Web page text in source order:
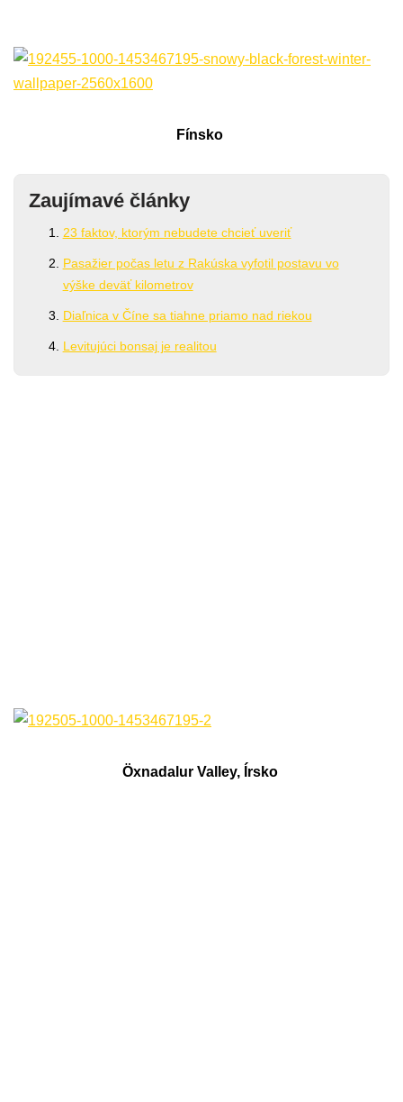
Fínsko
Zaujímavé články
23 faktov, ktorým nebudete chcieť uveriť
Pasažier počas letu z Rakúska vyfotil postavu vo
výške deväť kilometrov
Diaľnica v Číne sa tiahne priamo nad riekou
Levitujúci bonsaj je realitou
Öxnadalur Valley, Írsko